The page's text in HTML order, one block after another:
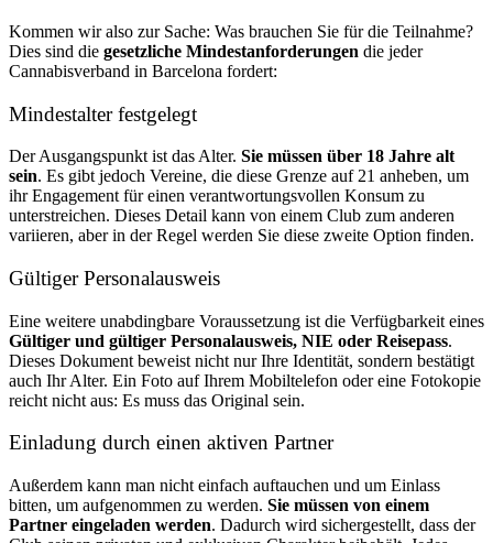
Kommen wir also zur Sache: Was brauchen Sie für die Teilnahme?
Dies sind die gesetzliche Mindestanforderungen die jeder
Cannabisverband in Barcelona fordert:
Mindestalter festgelegt
Der Ausgangspunkt ist das Alter. Sie müssen über 18 Jahre alt
sein. Es gibt jedoch Vereine, die diese Grenze auf 21 anheben, um
ihr Engagement für einen verantwortungsvollen Konsum zu
unterstreichen. Dieses Detail kann von einem Club zum anderen
variieren, aber in der Regel werden Sie diese zweite Option finden.
Gültiger Personalausweis
Eine weitere unabdingbare Voraussetzung ist die Verfügbarkeit eines
Gültiger und gültiger Personalausweis, NIE oder Reisepass.
Dieses Dokument beweist nicht nur Ihre Identität, sondern bestätigt
auch Ihr Alter. Ein Foto auf Ihrem Mobiltelefon oder eine Fotokopie
reicht nicht aus: Es muss das Original sein.
Einladung durch einen aktiven Partner
Außerdem kann man nicht einfach auftauchen und um Einlass
bitten, um aufgenommen zu werden. Sie müssen von einem
Partner eingeladen werden. Dadurch wird sichergestellt, dass der